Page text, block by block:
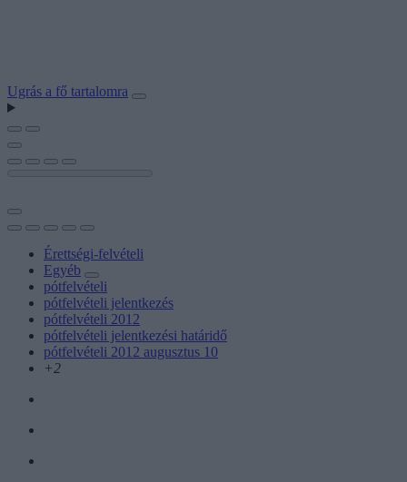
Ugrás a fő tartalomra
Érettségi-felvételi
Egyéb
pótfelvételi
pótfelvételi jelentkezés
pótfelvételi 2012
pótfelvételi jelentkezési határidő
pótfelvételi 2012 augusztus 10
+2